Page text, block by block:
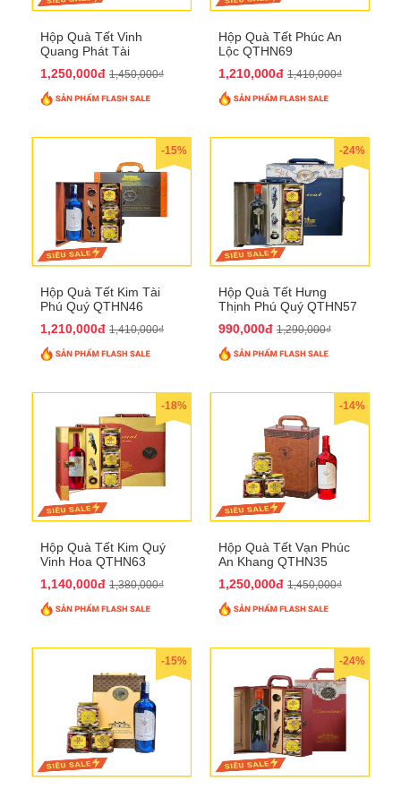
Hộp Quà Tết Vinh
Quang Phát Tài
1,250,000đ 1,450,000₫
Hộp Quà Tết Phúc An
Lộc QTHN69
1,210,000đ 1,410,000₫
-15%
Hộp Quà Tết Kim Tài
Phú Quý QTHN46
1,210,000đ 1,410,000₫
-24%
Hộp Quà Tết Hưng
Thịnh Phú Quý QTHN57
990,000đ 1,290,000₫
-18%
Hộp Quà Tết Kim Quý
Vinh Hoa QTHN63
1,140,000đ 1,380,000₫
-14%
Hộp Quà Tết Vạn Phúc
An Khang QTHN35
1,250,000đ 1,450,000₫
-15% -24%